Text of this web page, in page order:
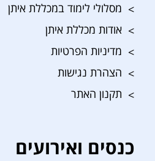
מסלולי לימוד במכללת איתן
אודות מכללת איתן
מדיניות הפרטיות
הצהרת נגישות
תקנון האתר
כנסים ואירועים